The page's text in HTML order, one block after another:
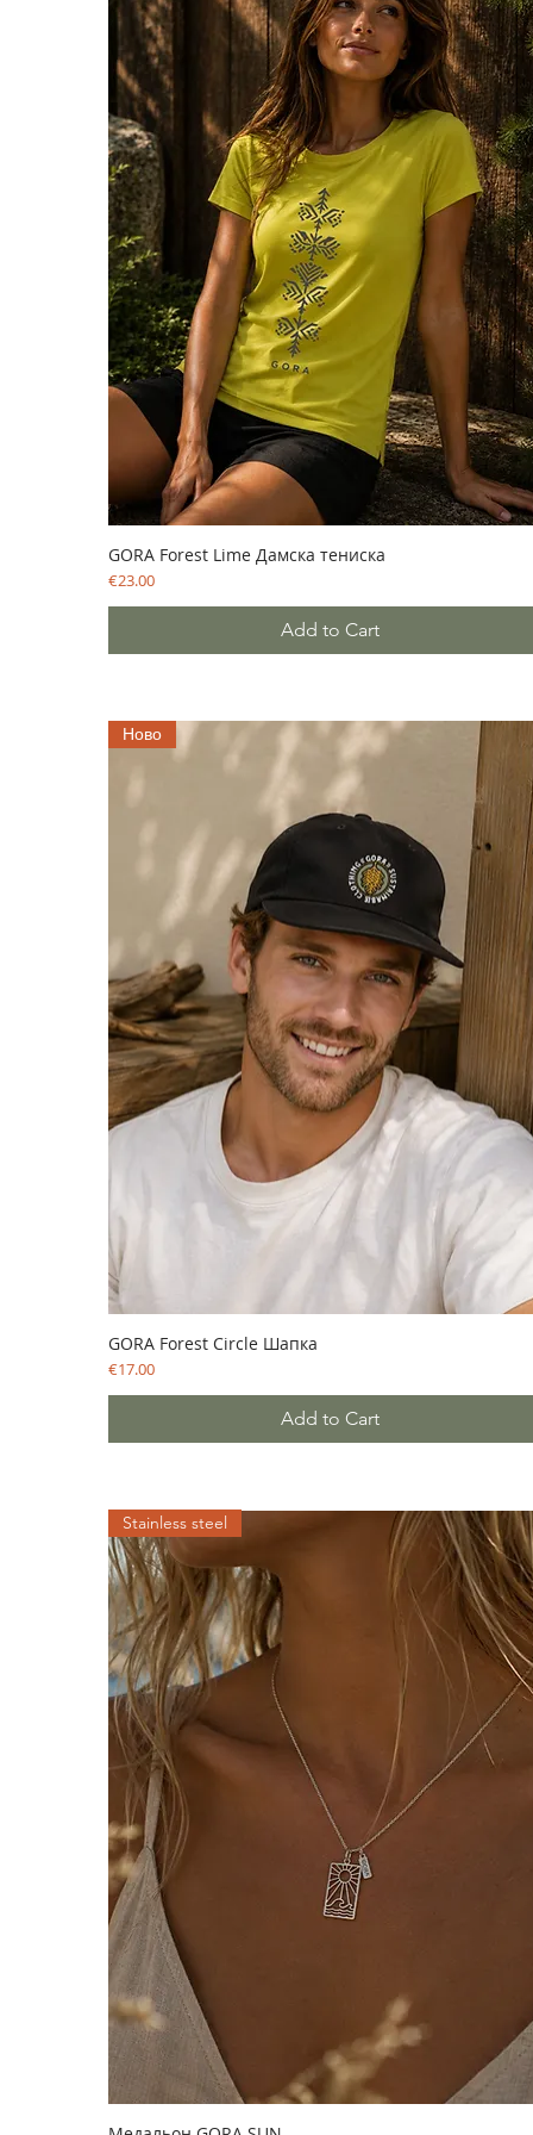
GORA Forest Lime Дамска тениска
Price
€23.00
Add to Cart
Ново
GORA Forest Circle Шапка
Price
€17.00
Add to Cart
Stainless steel